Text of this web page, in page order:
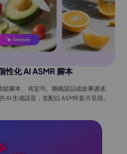
性化 AI ASMR 腳本
腳本、 肯定句、睡眠談話或故事講述。
AI 生成語音，並配以 ASMR 影片呈現。
熱門
奏流暢的 AI 跳舞影片。
立即體驗
將創